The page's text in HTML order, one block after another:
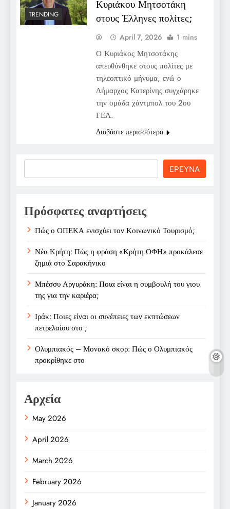
TRENDING
Κυριάκου Μητσοτάκη
στους Έλληνες πολίτες;
April 7, 2026 1 mins
Ο Κυριάκος Μητσοτάκης
απευθύνθηκε στους πολίτες με
τηλεοπτικό μήνυμα, ενώ ο
Δήμαρχος Κατερίνης συγχάρηκε
την ομάδα χάντμπολ του 2ου
ΓΕΛ.
Διαβάστε περισσότερα
ΕΡΕΥΝΑ
Πρόσφατες αναρτήσεις
Πώς ο ΟΠΕΚΑ ενισχύει τον Κοινωνικό Τουρισμό;
Νέα Κρήτη: Πώς η φράση «Κρήτη ΟΦΗ» προκάλεσε
ζημιά στο Σαρακήνικο
Μπέσσυ Αργυράκη: Ποια είναι η συμβουλή του γιου
της για την καριέρα;
Ιράκ: Ποιες είναι οι συνέπειες των εκπτώσεων
πετρελαίου στο ;
Ολυμπιακός – Μονακό σκορ: Πώς ο Ολυμπιακός
προκρίθηκε στο
Αρχεία
May 2026
April 2026
March 2026
February 2026
January 2026